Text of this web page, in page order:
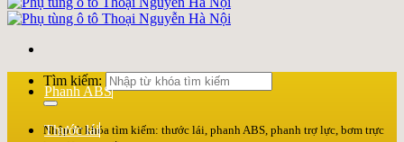
Tìm kiếm:
Nhập từ khóa tìm kiếm: thước lái, phanh ABS, phanh trợ lực, bơm trực
Phanh ABS
Thước lái